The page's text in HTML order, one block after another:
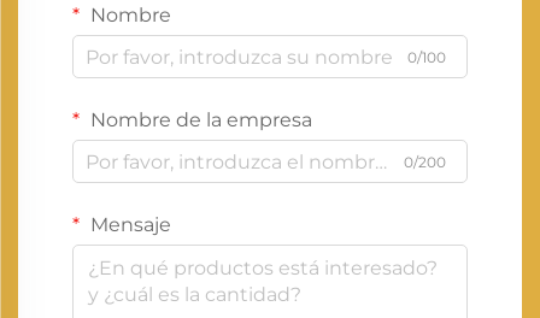
Nombre
0/100
Nombre de la empresa
0/200
Mensaje